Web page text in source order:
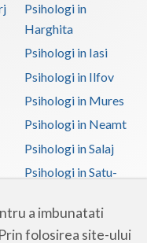
a imbunatati
folosirea site-ului
Psihologi in
Harghita
Psihologi in Iasi
Psihologi in Ilfov
Psihologi in Mures
Psihologi in Neamt
Psihologi in Salaj
Psihologi in Satu-
Psihologi in
Teleorman